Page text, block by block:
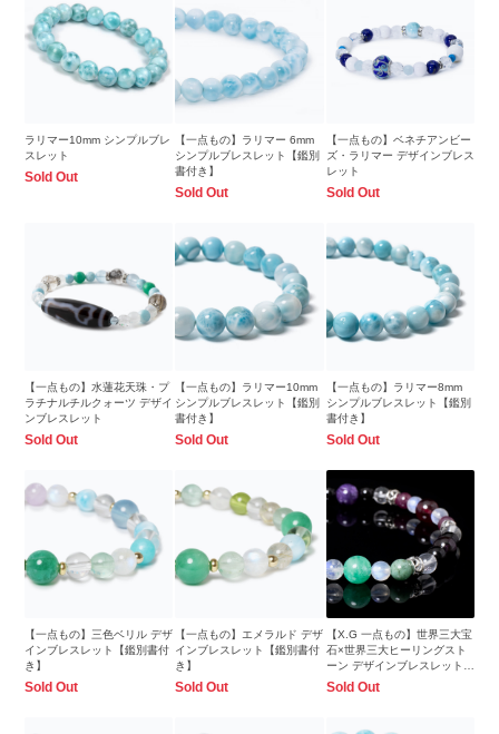
ラリマー10mm シンプルブレ
スレット
Sold Out
【一点もの】ラリマー 6mm
シンプルブレスレット【鑑別
書付き】
Sold Out
【一点もの】ベネチアンビー
ズ・ラリマー デザインブレス
レット
Sold Out
【一点もの】水蓮花天珠・プ
ラチナルチルクォーツ デザイ
ンブレスレット
Sold Out
【一点もの】ラリマー10mm
シンプルブレスレット【鑑別
書付き】
Sold Out
【一点もの】ラリマー8mm
シンプルブレスレット【鑑別
書付き】
Sold Out
【一点もの】三色ベリル デザ
インブレスレット【鑑別書付
き】
Sold Out
【一点もの】エメラルド デザ
インブレスレット【鑑別書付
き】
Sold Out
【X.G 一点もの】世界三大宝
石×世界三大ヒーリングスト
ーン デザインブレスレット
【鑑別書付き】
Sold Out